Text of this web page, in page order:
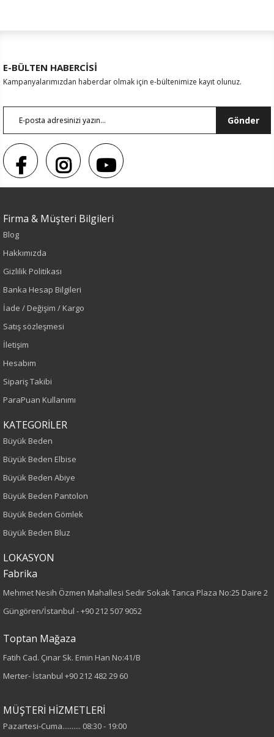
Sezon : YAZLIK
Renk
Füme
Sezon
Sonbahar-Kış
Yetişkin
Kalıp
Büyük Beden
Kumaş Tipi
Örme
Desen
Düz
%95 Pamuk
E-BÜLTEN HABERCİSİ
Kampanyalarımızdan haberdar olmak için e-bültenimize kayıt olunuz.
Gönder
Firma & Müşteri Bilgileri
Blog
Hakkımızda
Gizlilik Politikası
Banka Hesap Bilgileri
İade / Değişim / Kargo
Satış sözleşmesi
İletişim
Hesabım
Sipariş Takibi
ParaPuan Kullanımı
KATEGORİLER
Büyük Beden
Büyük Beden Elbise
Büyük Beden Abiye
Büyük Beden Pantolon
Büyük Beden Gömlek
Büyük Beden Bluz
LOKASYON
Fabrika
Mehmet Nesih Özmen Mahallesi Sedir Sokak Tanca Plaza No:25 Daire 2
Güngören/İstanbul -+90 212 507 9052
Toptan Mağaza
Fatih Cad. Çınar Sk. Emin Han No:41/B
Merter- İstanbul +90 212 482 29 60
MÜŞTERİ HİZMETLERİ
Pazartesi-Cuma.......... 08:30 - 19:00